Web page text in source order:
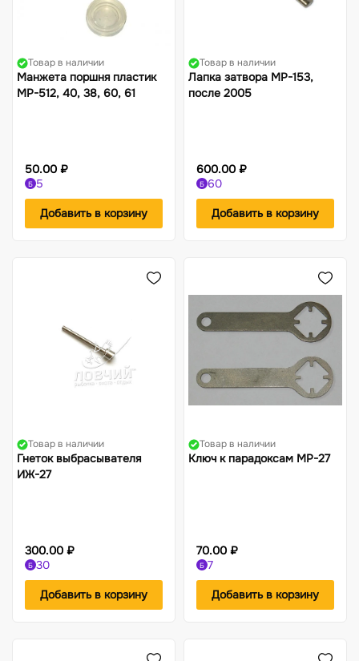
Товар в наличии
Манжета поршня пластик
МР-512, 40, 38, 60, 61
50.00 ₽
Б 5
Добавить в корзину
Товар в наличии
Лапка затвора МР-153,
после 2005
600.00 ₽
Б 60
Добавить в корзину
Товар в наличии
Гнеток выбрасывателя
ИЖ-27
300.00 ₽
Б 30
Добавить в корзину
Товар в наличии
Ключ к парадоксам МР-27
70.00 ₽
Б 7
Добавить в корзину